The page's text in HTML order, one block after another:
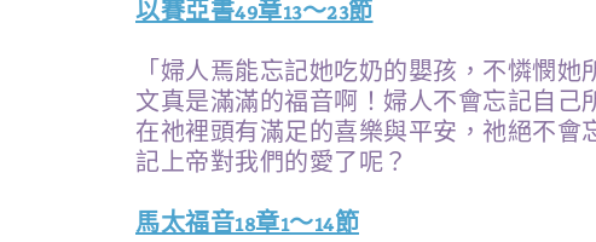
以賽亞書49章13～23節
「婦人焉能忘記她吃奶的嬰孩，不憐憫
文真是滿滿的福音啊！婦人不會忘記自
在祂裡頭有滿足的喜樂與平安，祂絕不
記上帝對我們的愛了呢？
馬太福音18章1～14節